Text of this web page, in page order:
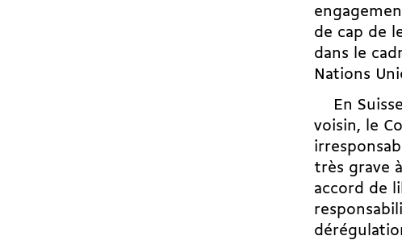
de cap de
dans le
Nations
En
voisin, le
très grave
accord de